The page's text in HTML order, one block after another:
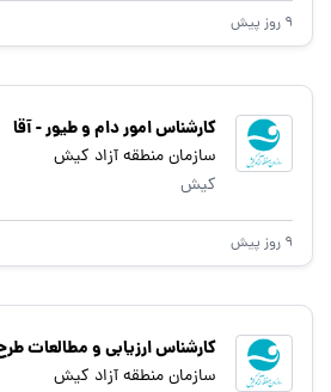
9 روز پیش
کارشناس امور دام و طیور - آقا
سازمان منطقه آزاد کیش
کیش
9 روز پیش
کارشناس ارزیابی و مطالعات
سازمان منطقه آزاد کیش